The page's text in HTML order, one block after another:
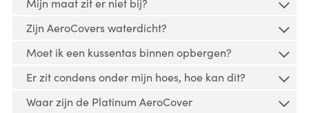
Lees hierhoe je jouw tuinmeubel kunt opmeten en
een geschikte tuinmeubelhoes kunt vinden.
Mijn maat zit er niet bij?
Veel hoezen kunnen voor meerdere doeleinden
gebruikt worden. Rechthoekige tuinmeubelhoezen
kunnen ook voor kleinere lounge sets worden
gebruikt. Ze zouden zelfs geschikt kunnen zijn voor
grotere buitenkeukens. Mocht je niet direct de
Zijn AeroCovers waterdicht?
AeroCover beschermhoezen zijn waterbestendig.
Geen enkele tuinmeubelhoes is echter waterdicht,
ook al wordt dit vaak beweerd. De AeroCover stof
Moet ik een kussentas binnen opbergen?
Een kussentas is voor binnen gebruik bedoeld
omdat de rits niet waterdicht is.
Er zit condens onder mijn hoes, hoe kan dit?
Waar zijn de Platinum AeroCover